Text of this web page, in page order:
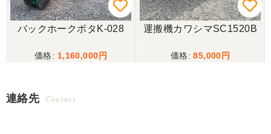
バックホークボタK-028
1,160,000
運搬機カワシマSC1520B
85,000
連絡先 Contact